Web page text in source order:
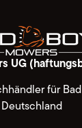
UG
für
Deutschland